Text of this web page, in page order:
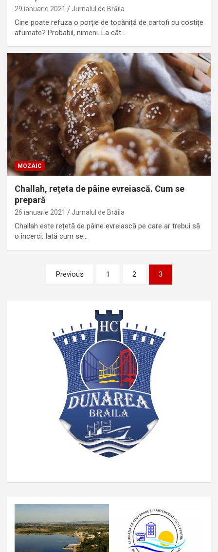
29 ianuarie 2021 Jurnalul de Brăila
Cine poate refuza o porție de tocăniță de cartofi cu costițe
afumate? Probabil, nimeni. La cât…
MOZAIC
Challah, rețeta de pâine evreiască. Cum se
prepară
26 ianuarie 2021 Jurnalul de Brăila
Challah este rețetă de pâine evreiască pe care ar trebui să
o încerci. Iată cum se…
Paginație
articole
Previous 1 2 3